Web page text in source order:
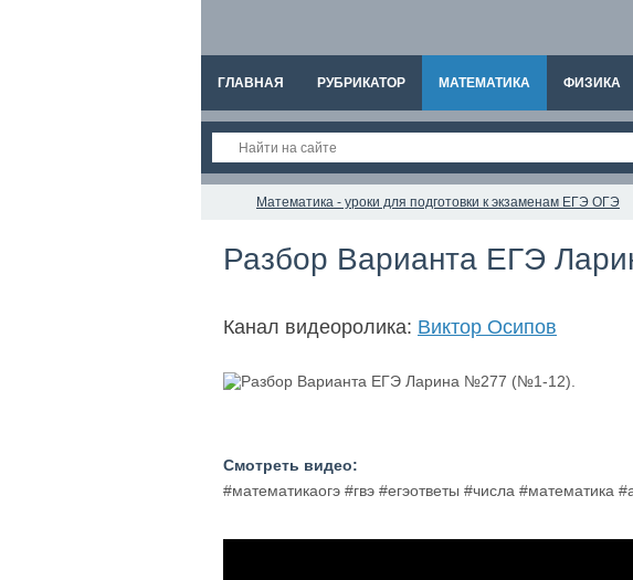
ГЛАВНАЯ РУБРИКАТОР МАТЕМАТИКА ФИЗИКА
Математика - уроки для подготовки к экзаменам ЕГЭ ОГЭ
Разбор Варианта ЕГЭ
Канал видеоролика: Виктор Осипов
Смотреть видео:
#математикаогэ #гвэ #егэответы #числа #математика